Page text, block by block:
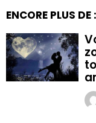
ENCORE PLUS DE :